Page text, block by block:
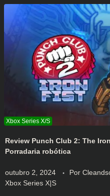
Review Punch Club 2: The
Porradaria robótica
outubro 2, 2024 Por
Xbox Series X|S